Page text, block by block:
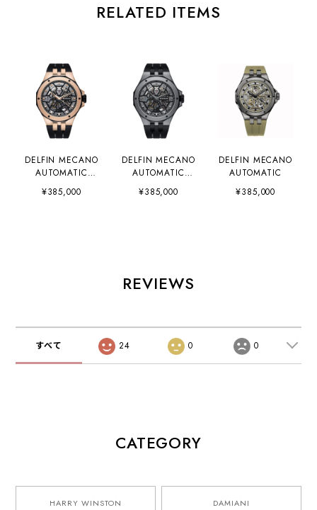
RELATED ITEMS
DELFIN MECANO
AUTOMATIC
85303-357RN-
NRN
¥385,000
DELFIN MECANO
AUTOMATIC
85303-357GN-
NGN
¥385,000
DELFIN MECANO
AUTOMATIC
¥385,000
REVIEWS
すべて 24 0 0
CATEGORY
HARRY WINSTON DAMIANI